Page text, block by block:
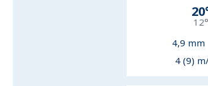
20
12°
4,9 mm
4 (9)